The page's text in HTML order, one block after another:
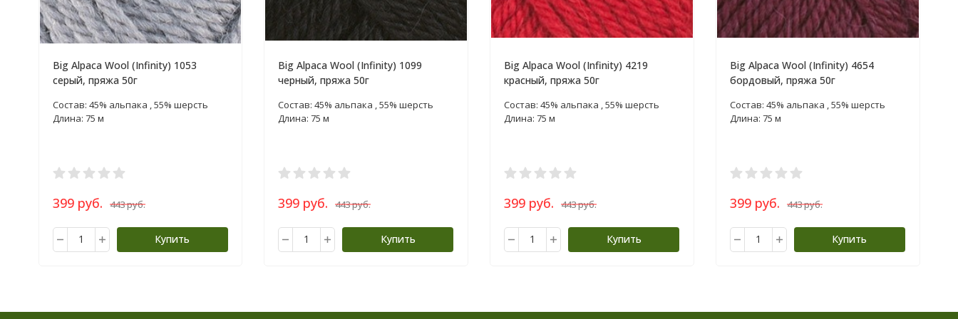
Big Alpaca Wool (Infinity) 1053
серый, пряжа 50г
Состав: 45% альпака , 55% шерсть
Длина: 75 м
399 руб. 443 руб.
Купить
Big Alpaca Wool (Infinity) 1099
черный, пряжа 50г
Состав: 45% альпака , 55% шерсть
Длина: 75 м
399 руб. 443 руб.
Купить
Big Alpaca Wool (Infinity) 4219
красный, пряжа 50г
Состав: 45% альпака , 55% шерсть
Длина: 75 м
399 руб. 443 руб.
Купить
Big Alpaca Wool (Infinity) 4654
бордовый, пряжа 50г
Состав: 45% альпака , 55% шерсть
Длина: 75 м
399 руб. 443 руб.
Купить